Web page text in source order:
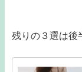
残りの３選は後